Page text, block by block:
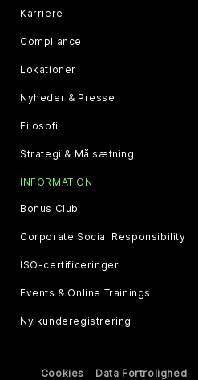
Karriere
Compliance
Lokationer
Nyheder & Presse
Filosofi
Strategi & Målsætning
INFORMATION
Bonus Club
Corporate Social Responsibility
ISO-certificeringer
Events & Online Trainings
Ny kunderegistrering
Cookies Data Fortrolighed